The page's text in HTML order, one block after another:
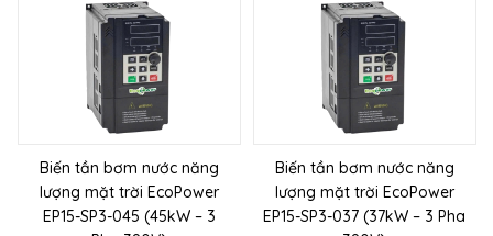
Biến tần bơm nước năng
lượng mặt trời EcoPower
EP15-SP3-045 (45kW – 3
Biến tần bơm nước năng
lượng mặt trời EcoPower
EP15-SP3-037 (37kW – 3 Pha